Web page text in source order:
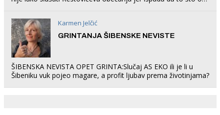
Karmen Jelčić
GRINTANJA ŠIBENSKE NEVISTE
ŠIBENSKA NEVISTA OPET GRINTA:Slučaj AS EKO ili je li u
Šibeniku vuk pojeo magare, a profit ljubav prema životinjama?